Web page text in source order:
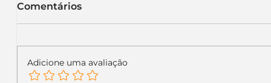
Comentários
Adicione uma avaliação